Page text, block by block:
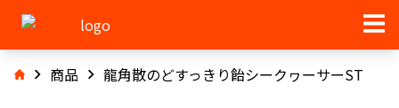
商品 龍角散のどすっきり飴シークヮーサーST